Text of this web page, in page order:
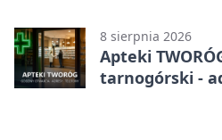
8 sierpnia 2026
Apteki
tarnogórski -